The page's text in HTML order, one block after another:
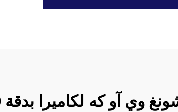
آو كه لكاميرا بدقة 720 بكسل؟